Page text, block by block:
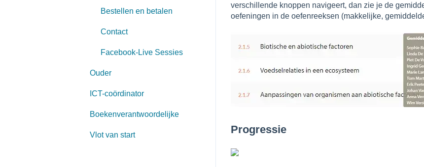
verschillende knoppen navigeert, dan zie je de
oefeningen in de oefenreeksen (makkelijke,
Progressie
Bestellen en betalen
Contact
Facebook-Live Sessies
Ouder
ICT-coördinator
Boekenverantwoordelijke
Vlot van start